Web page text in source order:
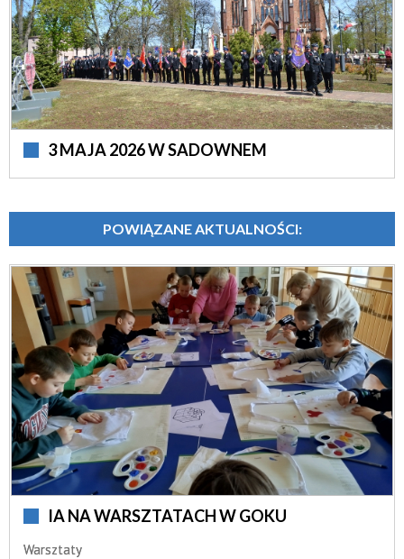
3 MAJA 2026 W SADOWNEM
POWIĄZANE AKTUALNOŚCI:
IA NA WARSZTATACH W GOKU
Warsztaty